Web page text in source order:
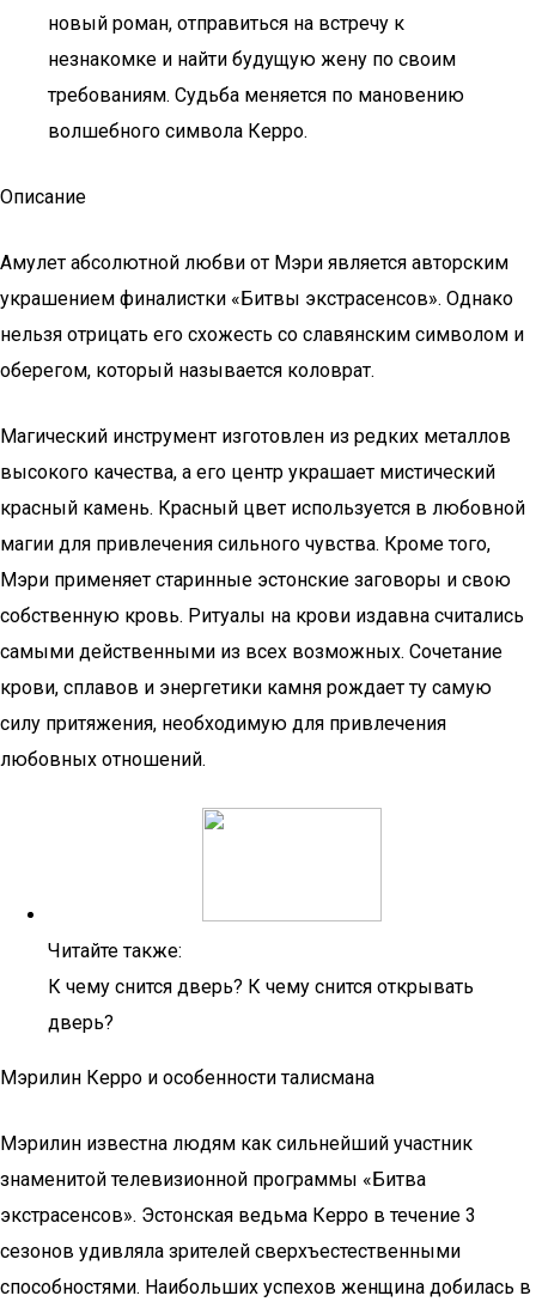
новый роман, отправиться на встречу к
незнакомке и найти будущую жену по своим
требованиям. Судьба меняется по мановению
волшебного символа Керро.
Описание
Амулет абсолютной любви от Мэри является авторским
украшением финалистки «Битвы экстрасенсов». Однако
нельзя отрицать его схожесть со славянским символом и
оберегом, который называется коловрат.
Магический инструмент изготовлен из редких металлов
высокого качества, а его центр украшает мистический
красный камень. Красный цвет используется в любовной
магии для привлечения сильного чувства. Кроме того,
Мэри применяет старинные эстонские заговоры и свою
собственную кровь. Ритуалы на крови издавна считались
самыми действенными из всех возможных. Сочетание
крови, сплавов и энергетики камня рождает ту самую
силу притяжения, необходимую для привлечения
любовных отношений.
Читайте также:
К чему снится дверь? К чему снится открывать
дверь?
Мэрилин Керро и особенности талисмана
Мэрилин известна людям как сильнейший участник
знаменитой телевизионной программы «Битва
экстрасенсов». Эстонская ведьма Керро в течение 3
сезонов удивляла зрителей сверхъестественными
способностями. Наибольших успехов женщина добилась в